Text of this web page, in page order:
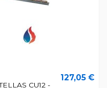
CU12 -
127,05 €